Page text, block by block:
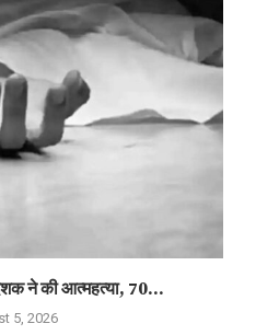
ने की आत्महत्या, 70...
5, 2026